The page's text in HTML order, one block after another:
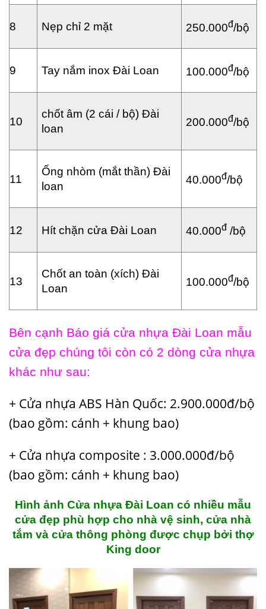
8 Nẹp chỉ 2 mặt 250.000đ/bộ
9 Tay nắm inox Đài Loan 100.000đ/bộ
10
chốt âm (2 cái / bộ) Đài
loan
200.000đ/bộ
11
Ống nhòm (mắt thần) Đài
loan
40.000đ/bộ
12 Hít chặn cửa Đài Loan 40.000đ /bộ
13
Chốt an toàn (xích) Đài
Loan
100.000đ/bộ
Bên cạnh Báo giá cửa nhựa Đài Loan mẫu
cửa đẹp chúng tôi còn có 2 dòng cửa nhựa
khác như sau:
+ Cửa nhựa ABS Hàn Quốc: 2.900.000đ/bộ
(bao gồm: cánh + khung bao)
+ Cửa nhựa composite : 3.000.000đ/bộ
(bao gồm: cánh + khung bao)
Hình ảnh Cửa nhựa Đài Loan có nhiều mẫu
cửa đẹp phù hợp cho nhà vệ sinh, cửa nhà
tắm và cửa thông phòng được chụp bởi thợ
King door